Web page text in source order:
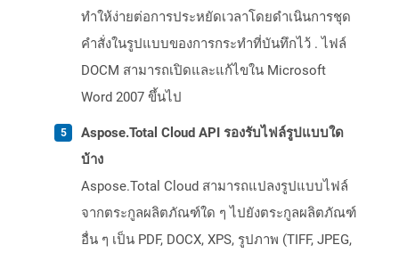
ทำให้ง่ายต่อการประหยัดเวลาโดยดำเนินการชุด
คำสั่งในรูปแบบของการกระทำที่บันทึกไว้ . ไฟล์
DOCM สามารถเปิดและแก้ไขใน Microsoft
Word 2007 ขึ้นไป
Aspose.Total Cloud API รองรับไฟล์รูปแบบใด
บ้าง
Aspose.Total Cloud สามารถแปลงรูปแบบไฟล์
จากตระกูลผลิตภัณฑ์ใด ๆ ไปยังตระกูลผลิตภัณฑ์
อื่น ๆ เป็น PDF, DOCX, XPS, รูปภาพ (TIFF, JPEG,